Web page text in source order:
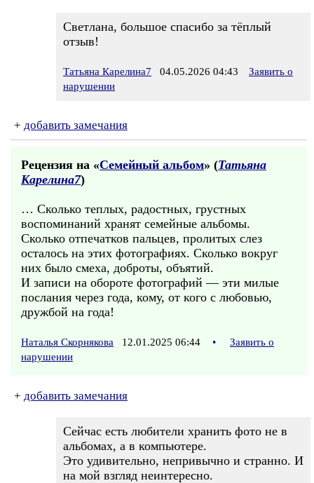
Светлана, большое спасибо за тёплый
отзыв!
Татьяна Карелина7 04.05.2026 04:43
Заявить о
нарушении
+ добавить замечания
Рецензия на «Семейный альбом» (Татьяна
Карелина7)
… Сколько теплых, радостных, грустных
воспоминаний хранят семейные альбомы.
Сколько отпечатков пальцев, пролитых слез
осталось на этих фотографиях. Сколько вокруг
них было смеха, доброты, объятий.
И записи на обороте фотографий — эти милые
послания через года, кому, от кого с любовью,
дружбой на года!
Наталья Скорнякова 12.01.2025 06:44 •
Заявить о
нарушении
+ добавить замечания
Сейчас есть любители хранить фото не в
альбомах, а в компьютере.
Это удивительно, непривычно и странно. И
на мой взгляд неинтересно.